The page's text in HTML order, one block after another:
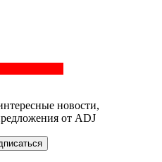
новости,
от ADJ